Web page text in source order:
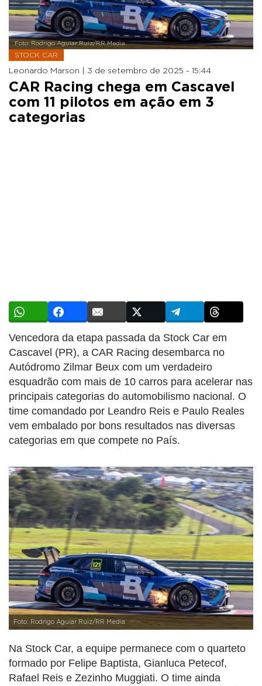
Foto: Rodrigo Aguiar Ruiz/RR Media
STOCK CAR
Leonardo Marson | 3 de setembro de 2025 - 15:44
CAR Racing chega em Cascavel
com 11 pilotos em ação em 3
categorias
Vencedora da etapa passada da Stock Car em
Cascavel (PR), a CAR Racing desembarca no
Autódromo Zilmar Beux com um verdadeiro
esquadrão com mais de 10 carros para acelerar nas
principais categorias do automobilismo nacional. O
time comandado por Leandro Reis e Paulo Reales
vem embalado por bons resultados nas diversas
categorias em que compete no País.
Foto: Rodrigo Aguiar Ruiz/RR Media
Na Stock Car, a equipe permanece com o quarteto
formado por Felipe Baptista, Gianluca Petecof,
Rafael Reis e Zezinho Muggiati. O time ainda